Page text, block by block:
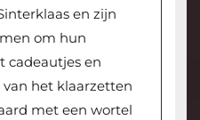
en zijn
om hun
cadeautjes en
het klaarzetten
met een wortel